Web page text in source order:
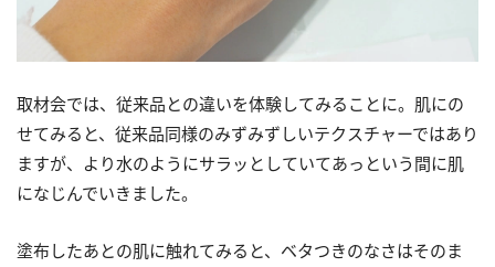
取材会では、従来品との違いを体験してみることに。肌にの
せてみると、従来品同様のみずみずしいテクスチャーではあり
ますが、より水のようにサラッとしていてあっという間に肌
になじんでいきました。
塗布したあとの肌に触れてみると、ベタつきのなさはそのま